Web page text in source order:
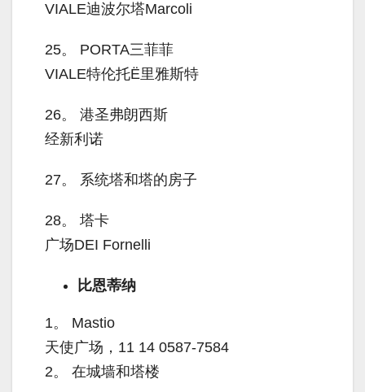
VIALE迪波尔塔Marcoli
25。
PORTA三菲菲
VIALE特伦托Ë里雅斯特
26。
港圣弗朗西斯
经新利诺
27。 系统塔和塔的房子
28。
塔卡
广场DEI Fornelli
比恩蒂纳
1。
Mastio
天使广场，11 14 0587-7584
2。
在城墙和塔楼